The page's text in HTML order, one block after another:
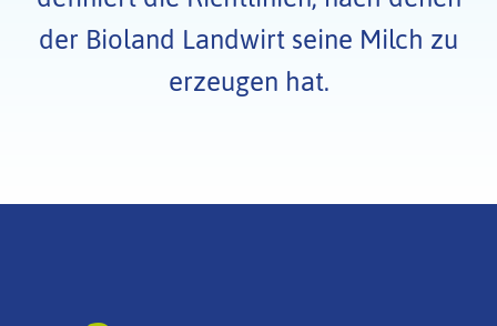
der Bioland Landwirt seine Milch zu
erzeugen hat.